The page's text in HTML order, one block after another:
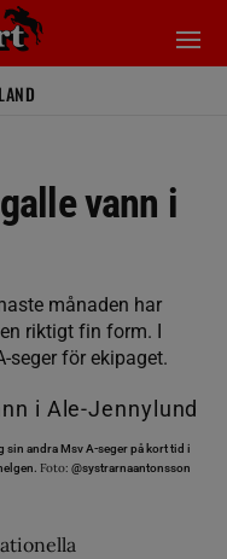
vann i
månaden har
riktigt fin form. I
seger för ekipaget.
andra Msv A-seger på kort tid i
Foto: @systrarnaantonsson